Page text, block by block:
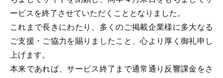
ービスを終了させていただくこととなりました。
これまで長きにわたり、多くのご掲載企業様に多大なる
ご支援・ご協力を賜りましたこと、心より厚く御礼申し
上げます。
本来であれば、サービス終了まで通常通り反響課金をさ